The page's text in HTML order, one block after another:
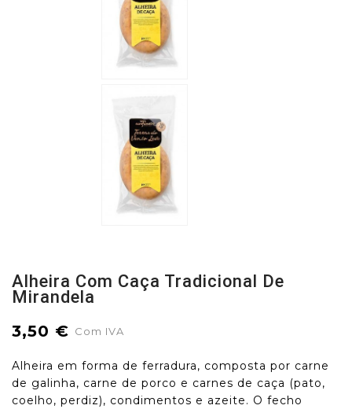
Alheira Com Caça Tradicional De
Mirandela
3,50 € Com IVA
Alheira em forma de ferradura, composta por carne
de galinha, carne de porco e carnes de caça (pato,
coelho, perdiz), condimentos e azeite. O fecho